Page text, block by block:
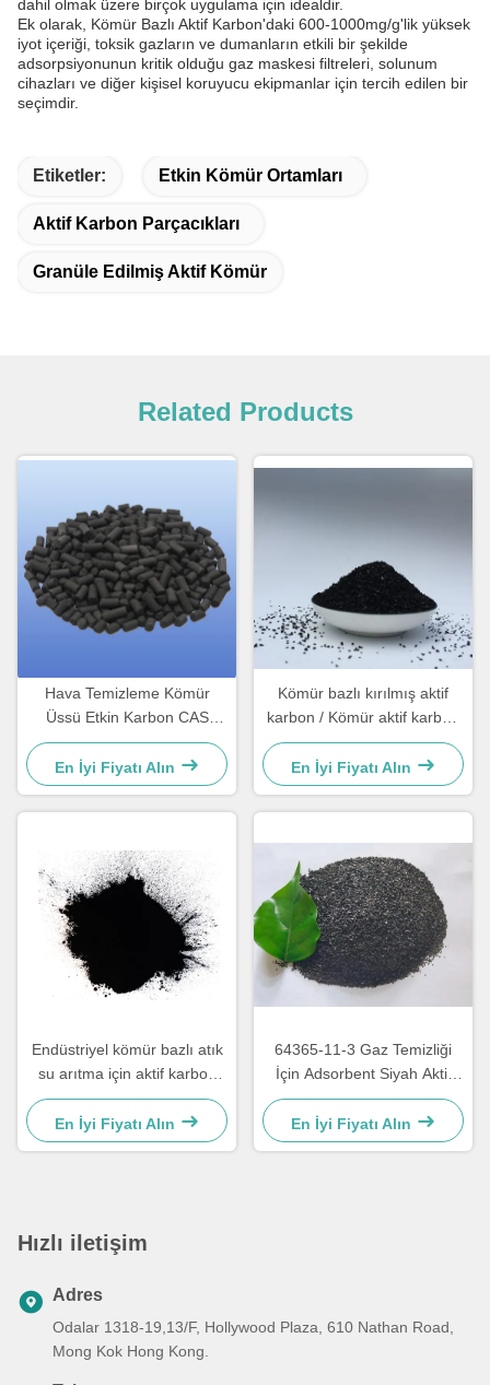
dahil olmak üzere birçok uygulama için idealdir.
Ek olarak, Kömür Bazlı Aktif Karbon'daki 600-1000mg/g'lik yüksek
iyot içeriği, toksik gazların ve dumanların etkili bir şekilde
adsorpsiyonunun kritik olduğu gaz maskesi filtreleri, solunum
cihazları ve diğer kişisel koruyucu ekipmanlar için tercih edilen bir
seçimdir.
Etiketler: Etkin Kömür Ortamları
Aktif Karbon Parçacıkları
Granüle Edilmiş Aktif Kömür
Related Products
Hava Temizleme Kömür
Üssü Etkin Karbon CAS
64365-11-3 Sütunlu Etkin
Karbon
En İyi Fiyatı Alın
Kömür bazlı kırılmış aktif
karbon / Kömür aktif karbon
Açıklama için
En İyi Fiyatı Alın
Endüstriyel kömür bazlı atık
su arıtma için aktif karbon
tozu
En İyi Fiyatı Alın
64365-11-3 Gaz Temizliği
İçin Adsorbent Siyah Aktif
Karbon Pelletleri
En İyi Fiyatı Alın
Hızlı iletişim
Adres
Odalar 1318-19,13/F, Hollywood Plaza, 610 Nathan Road,
Mong Kok Hong Kong.